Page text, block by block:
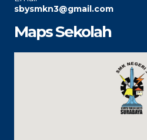
sbysmkn3@gmail.com
Maps Sekolah